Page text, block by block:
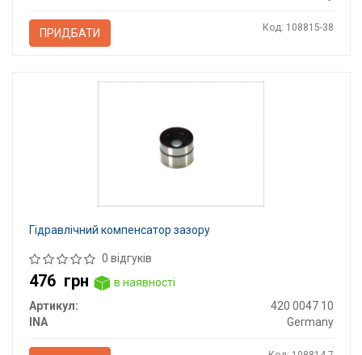
ПРИДБАТИ Код: 108815-38
Гідравлічний компенсатор зазору
0 відгуків
476 грн
в наявності
Артикул:
420 0047 10
INA
Germany